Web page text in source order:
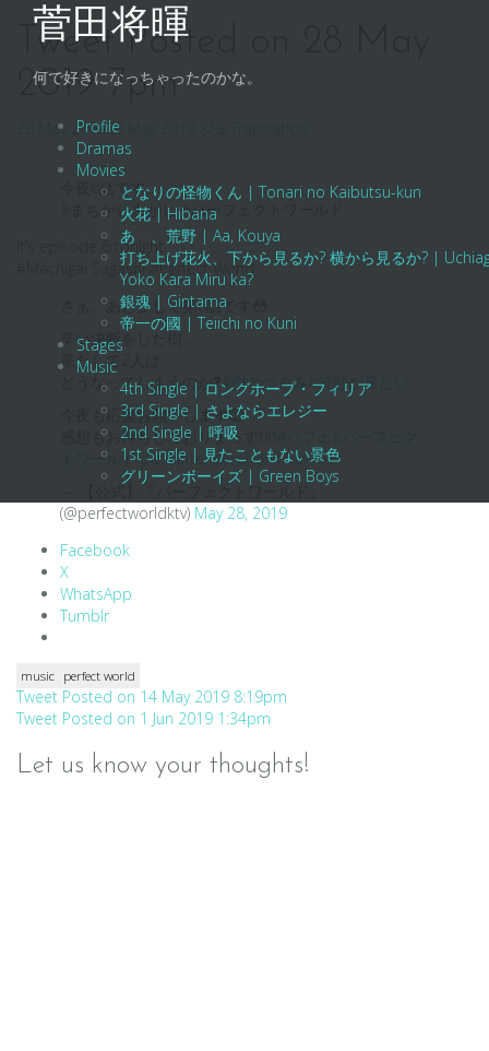
菅田将暉
何で好きになっちゃったのかな。
Profile
Dramas
Movies
となりの怪物くん | Tonari no Kaibutsu-kun
火花 | Hibana
あゝ、荒野 | Aa, Kouya
打ち上げ花火、下から見るか? 横から見るか? |
Yoko Kara Miru ka?
銀魂 | Gintama
帝一の國 | Teiichi no Kuni
Stages
Music
4th Single | ロングホープ・フィリア
3rd Single | さよならエレジー
2nd Single | 呼吸
1st Single | 見たこともない景色
グリーンボーイズ | Green Boys
Tweet Posted on 28 May
2019 7pm
28 May 201928 May 2019
今夜6話です。
#まちがいさがし #パーフェクトワールド
It’s episode 6 tonight.
#Machigai Sagashi #Perfect World
さぁ、あと少しで第6話です😳
辛い決断をした樹…
果たして2人は
どうなってしまうのか❓ #樹とつぐみ
#笑顔が見たい
今夜も応援お願いします😊
感想もお待ちしておりまっす🙇‍♀️
トワールド pic.twitter.com/r3nx7uw75V
— 【公式】『パーフェクトワールド』
(@perfectworldktv) May 28, 2019
Facebook
X
WhatsApp
Tumblr
music perfect world
Post
Tweet Posted on 14 May 2019 8:19pm
Tweet Posted on 1 Jun 2019 1:34pm
Let us know your thoughts!